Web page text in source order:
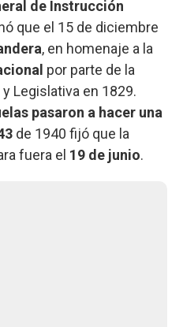
de Instrucción
que el 15 de diciembre
, en homenaje a la
por parte de la
Legislativa en 1829.
pasaron a hacer una
de 1940 fijó que la
fuera el 19 de junio.